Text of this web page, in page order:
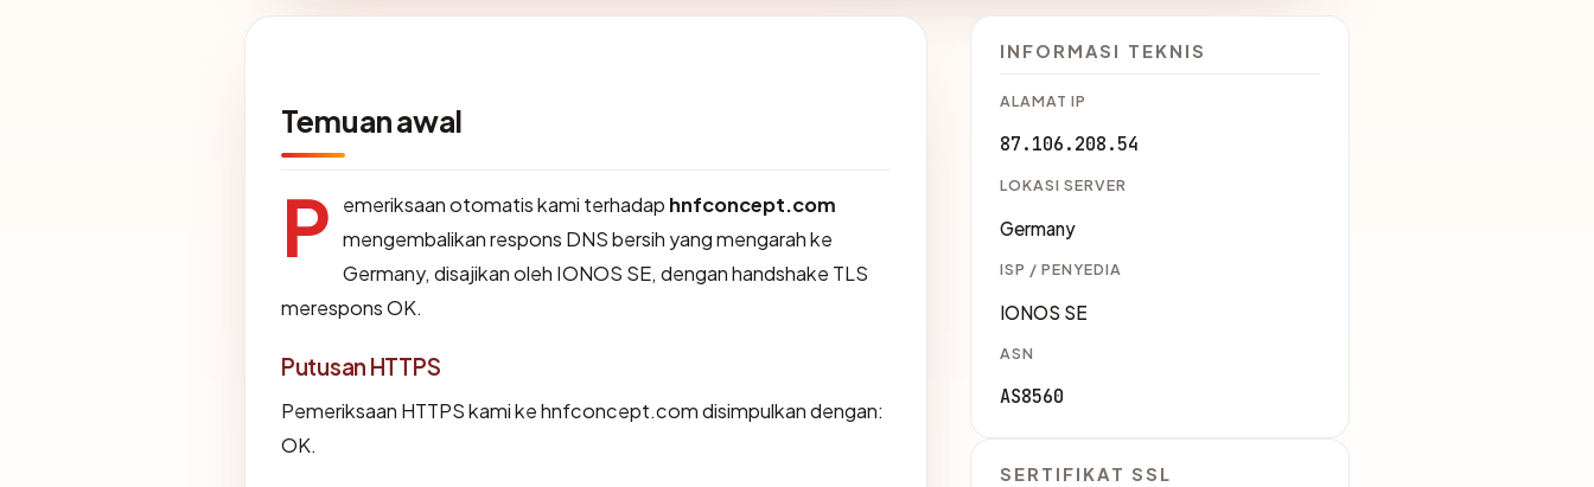
Temuan awal
P emeriksaan otomatis kami terhadap hnfconcept.com
mengembalikan respons DNS bersih yang mengarah ke
Germany, disajikan oleh IONOS SE, dengan handshake TLS
merespons OK.
Putusan HTTPS
Pemeriksaan HTTPS kami ke hnfconcept.com disimpulkan dengan:
OK.
INFORMASI TEKNIS
ALAMAT IP
87.106.208.54
LOKASI SERVER
Germany
ISP / PENYEDIA
IONOS SE
ASN
AS8560
SERTIFIKAT SSL